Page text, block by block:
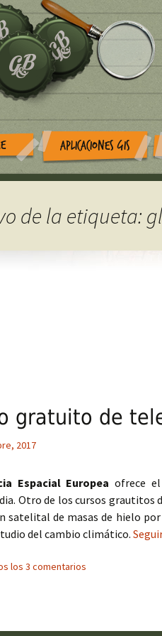
APLICACIONES GIS
de la etiqueta:
gratuito de
2017
Espacial Europea ofrece
Otro de los cursos grautitos
satelital de masas de hielo
del cambio climático.
los 3 comentarios